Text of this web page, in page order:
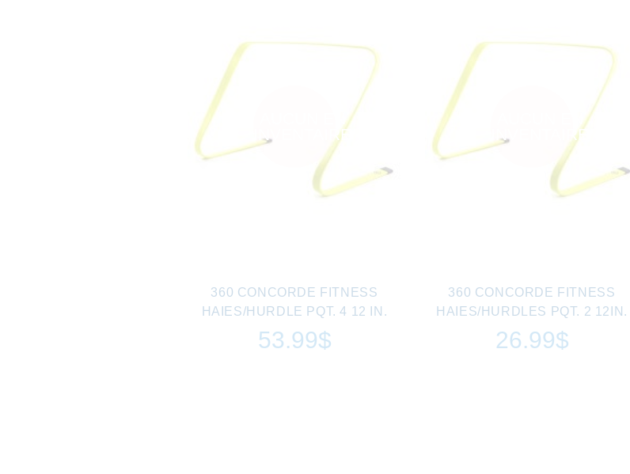
INVENTAIRE
360 CONCORDE FITNESS
HAIES/HURDLE PQT. 4 12 IN.
53.99$
INVENTAIRE
360 CONCORDE FITNESS
HAIES/HURDLES PQT. 2 12IN.
26.99$